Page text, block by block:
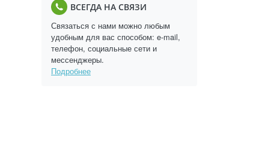
ВСЕГДА НА СВЯЗИ
Связаться с нами можно любым
удобным для вас способом: e-mail,
телефон, социальные сети и
мессенджеры.
Подробнее